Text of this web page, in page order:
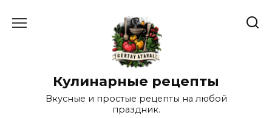
Кулинарные рецепты
Вкусные и простые рецепты на любой
праздник.